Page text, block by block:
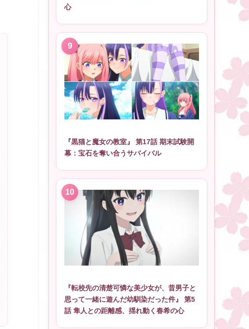
心
『黒猫と魔女の教室』 第17話 期末試験開
幕：宝石を奪い合うサバイバル
『転校先の清楚可憐な美少女が、昔男子と
思って一緒に遊んだ幼馴染だった件』 第5
話 隼人との距離感、揺れ動く春希の心